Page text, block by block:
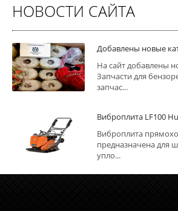
НОВОСТИ САЙТА
Добавлены новые
На сайт добавлены
Запчасти для
запчас...
Виброплита LF100
Виброплита
предназначена для
упло...